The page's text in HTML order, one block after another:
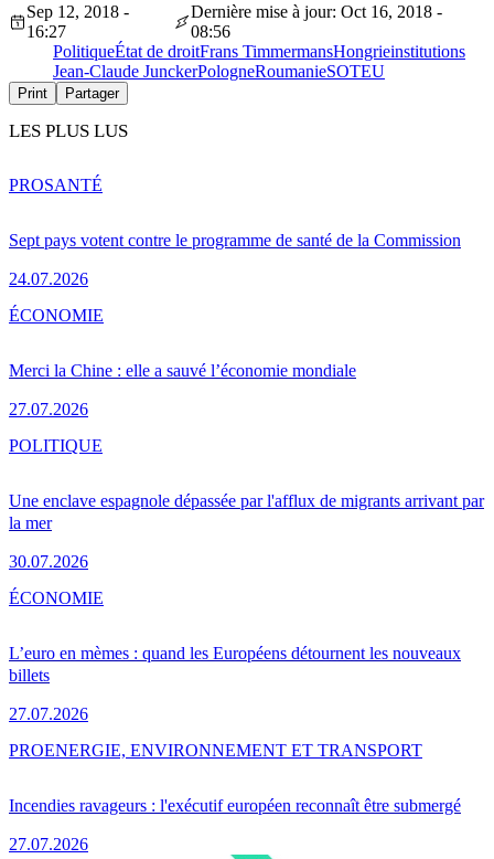
Sep 12, 2018 -
16:27
Dernière mise à jour: Oct 16, 2018 -
08:56
PolitiqueÉtat de droitFrans TimmermansHongrieinstitutions
Jean-Claude JunckerPologneRoumanieSOTEU
Print Partager
LES PLUS LUS
Sept pays votent contre le programme de santé de la Commission
24.07.2026
PROSANTÉ
Merci la Chine : elle a sauvé l’économie mondiale
27.07.2026
ÉCONOMIE
Une enclave espagnole dépassée par l'afflux de migrants arrivant par
la mer
30.07.2026
POLITIQUE
L’euro en mèmes : quand les Européens détournent les nouveaux
billets
27.07.2026
ÉCONOMIE
Incendies ravageurs : l'exécutif européen reconnaît être submergé
27.07.2026
PROENERGIE, ENVIRONNEMENT ET TRANSPORT